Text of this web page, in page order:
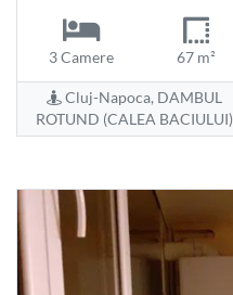
3 Camere 67 m²
Cluj-Napoca, DAMBUL
ROTUND (CALEA BACIULUI)